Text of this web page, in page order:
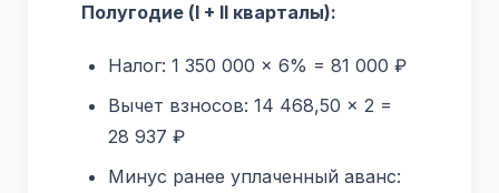
Полугодие (I + II кварталы):
Налог: 1 350 000 × 6% = 81 000 ₽
Вычет взносов: 14 468,50 × 2 =
28 937 ₽
Минус ранее уплаченный аванс: